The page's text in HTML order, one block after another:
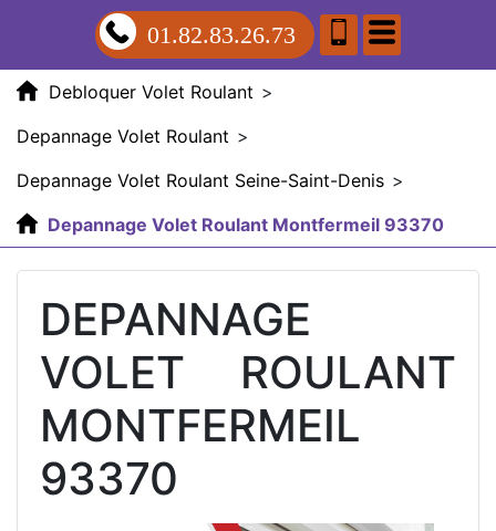
01.82.83.26.73
Debloquer Volet Roulant >
Depannage Volet Roulant >
Depannage Volet Roulant Seine-Saint-Denis >
Depannage Volet Roulant Montfermeil 93370
DEPANNAGE
VOLET ROULANT
MONTFERMEIL
93370